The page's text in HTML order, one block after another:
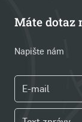
Máte dotaz
Napište nám